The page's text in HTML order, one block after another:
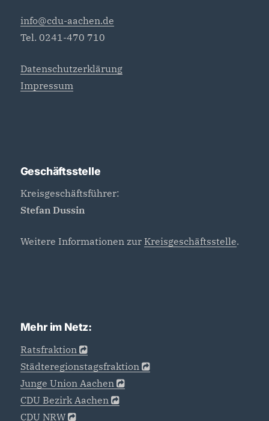
info@cdu-aachen.de
Tel. 0241-470 710
Datenschutzerklärung
Impressum
Geschäftsstelle
Kreisgeschäftsführer:
Stefan Dussin
Weitere Informationen zur Kreisgeschäftsstelle.
Mehr im Netz:
Ratsfraktion
Städteregionstagsfraktion
Junge Union Aachen
CDU Bezirk Aachen
CDU NRW